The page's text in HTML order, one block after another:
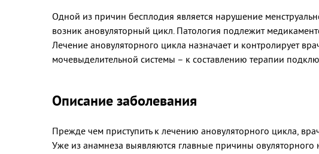
Одной из причин бесплодия является нарушение
возник ановуляторный цикл. Патология подлежит
Лечение ановуляторного цикла назначает и контролирует
мочевыделительной системы – к составлению терапии
Описание заболевания
Прежде чем приступить к лечению ановуляторного цикла,
Уже из анамнеза выявляются главные причины